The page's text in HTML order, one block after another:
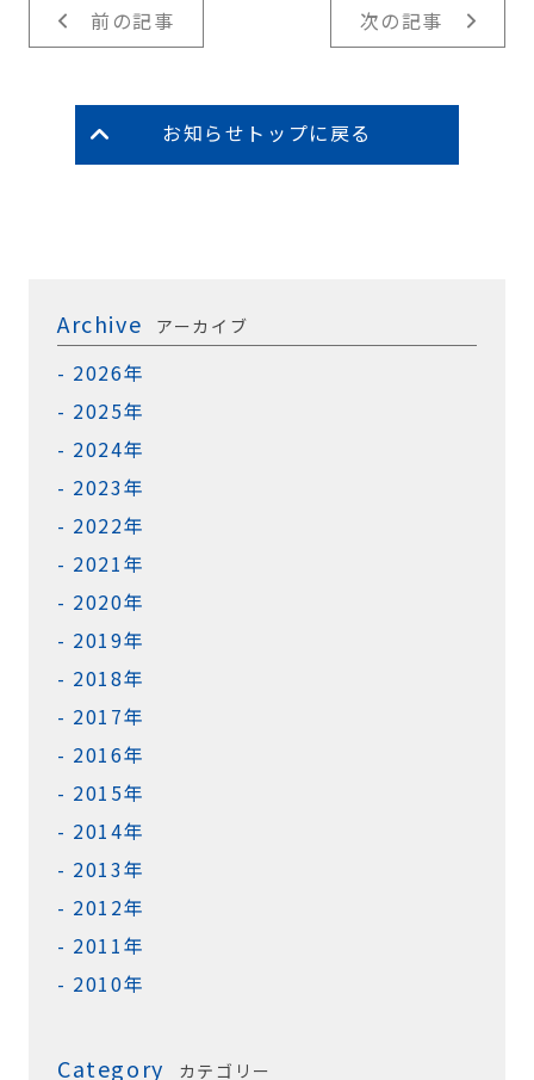
前の記事 次の記事
お知らせトップに戻る
Archive アーカイブ
2026年
2025年
2024年
2023年
2022年
2021年
2020年
2019年
2018年
2017年
2016年
2015年
2014年
2013年
2012年
2011年
2010年
Category カテゴリー